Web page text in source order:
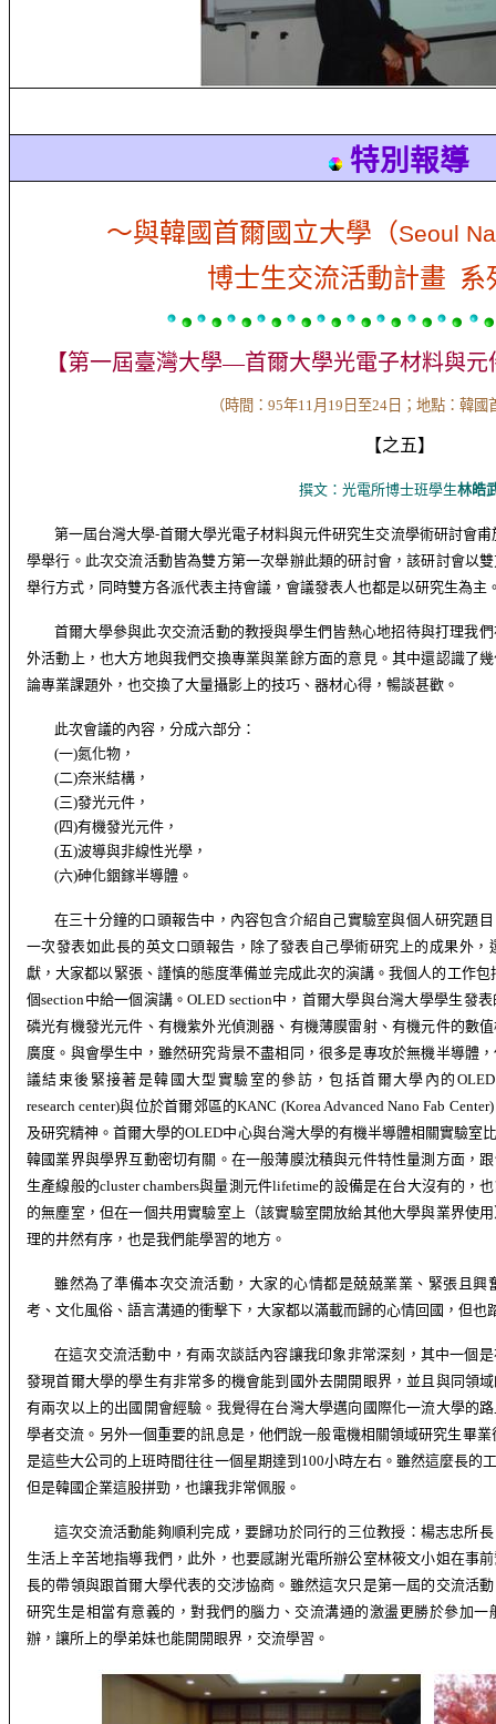
特別報導
～與韓國首爾國立大學（Seoul
博士生交流活動計畫 系
【第一屆臺灣大學—首爾大學光電子材料與
（時間： 95年11月 19 日至24日；地點：韓國
【之五】
撰文： 光電所博士班學生林皓
第一屆台灣大學-首爾大學光電子材料與元件研究生交流學術研討會甫
學舉行。此次交流活動皆為雙方第一次舉辦此類的研討會，該研討會以
舉行方式，同時雙方各派代表主持會議，會議發表人也都是以研究生為主
首爾大學參與此次交流活動的教授與學生們皆熱心地招待與打理我
外活動上，也大方地與我們交換專業與業餘方面的意見。其中還認識了
論專業課題外，也交換了大量攝影上的技巧、器材心得，暢談甚歡。
此次會議的內容，分成六部分：
(一)氮化物 ，
(二)奈米結構，
(三)發光元件，
(四)有機發光元件，
(五)波導與非線性光學，
(六)砷化銦鎵半導體。
在三十分鐘的口頭報告中，內容包含介紹自己實驗室與個人研究題
一次發表如此長的英文口頭報告，除了發表自己學術研究上的成果外
獻，大家都以緊張、謹慎的態度準備並完成此次的演講。我個人的工作包
個section中給一個演講。OLED section中，首爾大學與台灣大學學生發
磷光有機發光元件、有機紫外光偵測器、有機薄膜雷射、有機元件的數
廣度。與會學生中，雖然研究背景不盡相同，很多是專攻於無機半導體
議結束後緊接著是韓國大型實驗室的參訪，包括首爾大學內的 OLED
research center)與位於首爾郊區的KANC (Korea Advanced Nano Fab Center)
及研究精神。首爾大學的OLED中心與台灣大學的有機半導體相關實驗室
韓國業界與學界互動密切有關。在一般薄膜沈積與元件特性量測方面，
生產線般的cluster chambers與量測元件lifetime的設備是在台大沒有的，
的無塵室，但在一個共用實驗室上（該實驗室開放給其他大學與業界使
理的井然有序，也是我們能學習的地方。
雖然為了準備本次交流活動，大家的心情都是兢兢業業、緊張且
考、文化風俗、語言溝通的衝擊下，大家都以滿載而歸的心情回國，但也
在這次交流活動中，有兩次談話內容讓我印象非常深刻，其中一個
發現首爾大學的學生有非常多的機會能到國外去開開眼界，並且與同領
有兩次以上的出國開會經驗。我覺得在台灣大學邁向國際化一流大學的
學者交流。另外一個重要的訊息是，他們說一般電機相關領域研究生畢
是這些大公司的上班時間往往一個星期達到 100小時左右。雖然這麼長的
但是韓國企業這股拼勁，也讓我非常佩服。
這次交流活動能夠順利完成，要歸功於同行的三位教授：楊志忠所長
生活上辛苦地指導我們，此外，也要感謝光電所辦公室林筱文小姐在事
長的帶領與跟首爾大學代表的交涉協商。 雖然這次只是第一屆的交流活
研究生是相當有意義的，對我們的腦力、交流溝通的激盪更勝於參加
辦，讓所上的學弟妹也能開開眼界，交流學習。